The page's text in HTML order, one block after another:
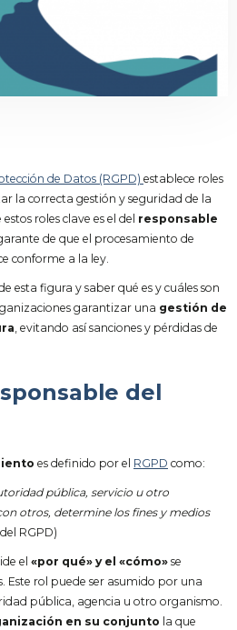
de Datos (RGPD) establece roles
la correcta gestión y seguridad de la
roles clave es el del responsable
de que el procesamiento de
conforme a la ley.
esta figura y saber qué es y cuáles son
garantizar una gestión de
, evitando así sanciones y pérdidas de
del
es definido por el RGPD como:
pública, servicio u otro
otros, determine los fines y medios
RGPD)
el «por qué» y el «cómo» se
Este rol puede ser asumido por una
pública, agencia u otro organismo.
en su conjunto la que